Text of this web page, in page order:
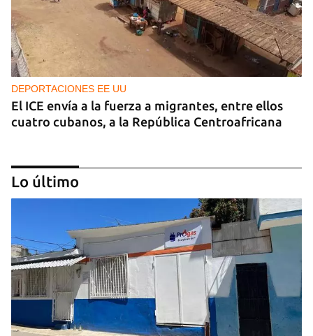
DEPORTACIONES EE UU
El ICE envía a la fuerza a migrantes, entre ellos
cuatro cubanos, a la República Centroafricana
GUERRA
Lo último